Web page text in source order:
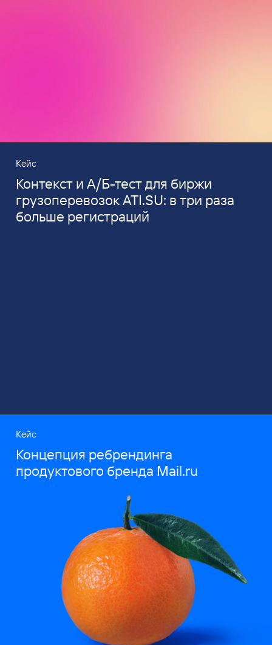
Кейс
Контекст и А/Б-тест для биржи
грузоперевозок ATI.SU: в три раза
больше регистраций
Кейс
Концепция ребрендинга
продуктового бренда Mail.ru